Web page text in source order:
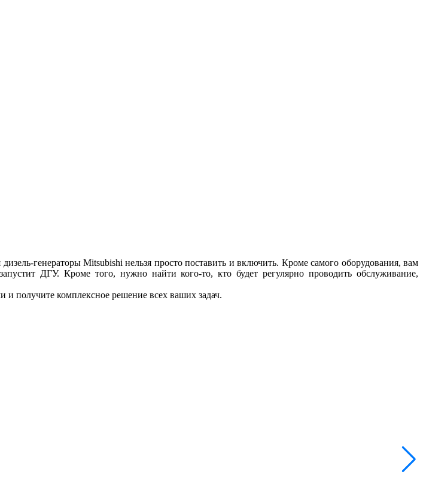
генераторы Mitsubishi нельзя просто поставить и включить. Кроме самого оборудования, вам
ДГУ. Кроме того, нужно найти кого-то, кто будет регулярно проводить обслуживание,
и получите комплексное решение всех ваших задач.